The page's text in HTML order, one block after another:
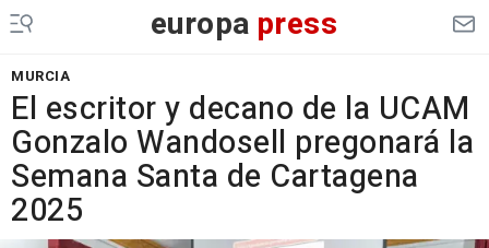
europa press
MURCIA
El escritor y decano de la UCAM
Gonzalo Wandosell pregonará la
Semana Santa de Cartagena
2025